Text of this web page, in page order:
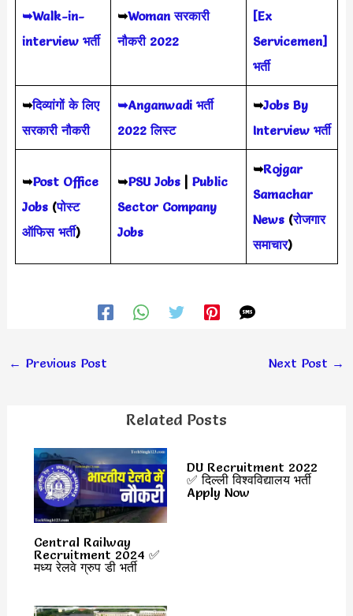
➥Walk-in-
interview भर्ती
➥Woman सरकारी
नौकरी 2022
[Ex
Servicemen]
भर्ती
➥दिव्यांगों के लिए
सरकारी नौकरी
➥Anganwadi भर्ती
2022 लिस्ट
➥Jobs By
Interview भर्ती
➥Post Office
Jobs(पोस्ट
ऑफिस भर्ती)
➥PSU Jobs| Public
Sector Company
Jobs
➥Rojgar
Samachar
News(रोजगार
समाचार)
← Previous Post Next Post →
Related Posts
Central Railway
Recruitment 2024 ✅
मध्य रेलवे ग्रुप डी भर्ती
DU Recruitment 2022
✅ दिल्ली विश्वविद्यालय भर्ती
Apply Now